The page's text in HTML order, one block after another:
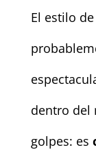
El estilo
dentro del
golpes: es